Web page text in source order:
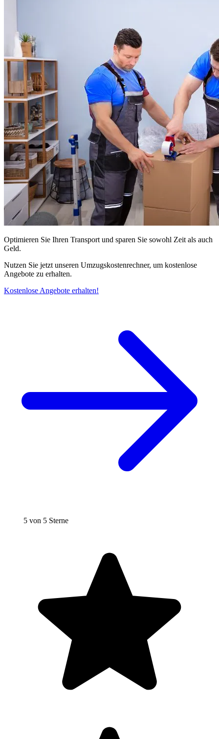
Optimieren Sie Ihren Transport und sparen Sie sowohl Zeit als auch
Geld.
Nutzen Sie jetzt unseren Umzugskostenrechner, um kostenlose
Angebote zu erhalten.
Kostenlose Angebote erhalten!
5 von 5 Sterne